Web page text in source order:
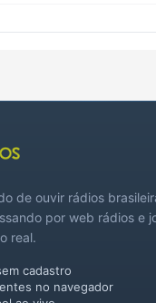
de ouvir rádios
por web rádios e
real.
cadastro
no navegador